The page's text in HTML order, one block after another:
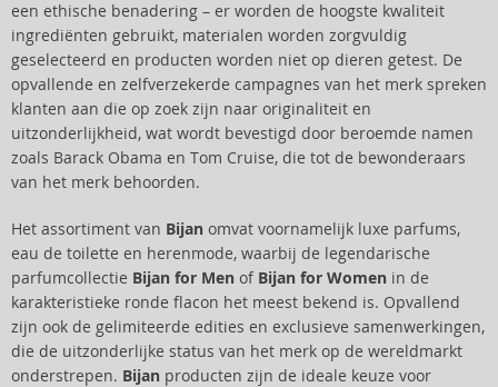
een ethische benadering – er worden de hoogste kwaliteit
ingrediënten gebruikt, materialen worden zorgvuldig
geselecteerd en producten worden niet op dieren getest. De
opvallende en zelfverzekerde campagnes van het merk spreken
klanten aan die op zoek zijn naar originaliteit en
uitzonderlijkheid, wat wordt bevestigd door beroemde namen
zoals Barack Obama en Tom Cruise, die tot de bewonderaars
van het merk behoorden.
Het assortiment van Bijan omvat voornamelijk luxe parfums,
eau de toilette en herenmode, waarbij de legendarische
parfumcollectie Bijan for Men of Bijan for Women in de
karakteristieke ronde flacon het meest bekend is. Opvallend
zijn ook de gelimiteerde edities en exclusieve samenwerkingen,
die de uitzonderlijke status van het merk op de wereldmarkt
onderstrepen. Bijan producten zijn de ideale keuze voor